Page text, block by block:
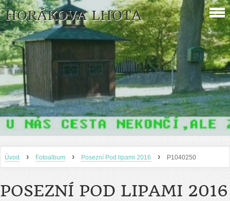
HORÁKOVA LHOTA
Úvod › Fotoalbum › Posezní Pod lipami 2016 › P1040250
POSEZNÍ POD LIPAMI 2016